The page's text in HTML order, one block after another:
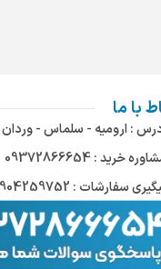
با ما
: ارومیه - سلماس -
خرید : 09372866654
سفارشات : 09904259752